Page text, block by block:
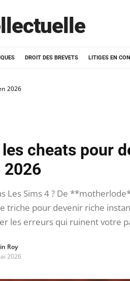
DROIT DES BREVETS LITIGES EN
2026
cheats pour
2026
Les Sims 4 ? De
triche pour devenir riche
les erreurs qui ruinent votre
Roy
2026